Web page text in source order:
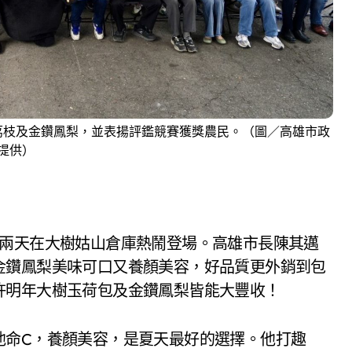
及金鑽鳳梨，並表揚評鑑競賽獲獎農民。（圖／高雄市政
供）
天在大樹姑山倉庫熱鬧登場。高雄市長陳其邁
鳳梨美味可口又養顏美容， 好品質更外銷到包
明年大樹玉荷包及金鑽鳳梨皆能大豐收！
C，養顏美容， 是夏天最好的選擇。他打趣